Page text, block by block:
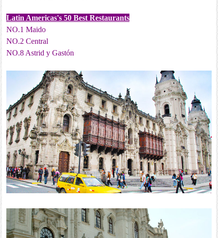
Latin Americas's 50 Best Restaurants
NO.1 Maido
NO.2 Central
NO.8 Astrid y Gastón